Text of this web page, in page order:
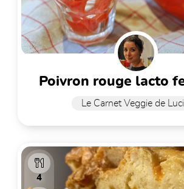
poivron rouge lacto
Le Carnet Veggie de
4